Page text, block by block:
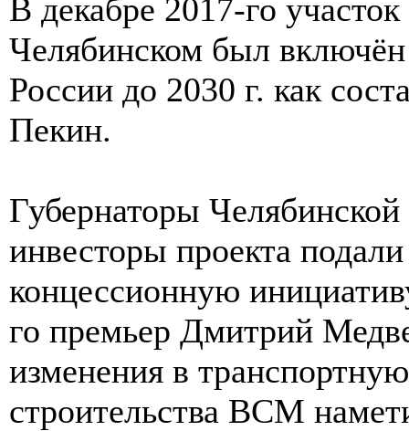
В декабре 2017-го
Челябинском был
России до 2030 г. как
Пекин.
Губернаторы
инвесторы проекта
концессионную
го премьер Дмитрий
изменения в
строительства ВСМ